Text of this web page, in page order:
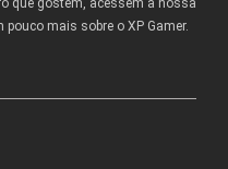
pouco mais sobre o XP Gamer.